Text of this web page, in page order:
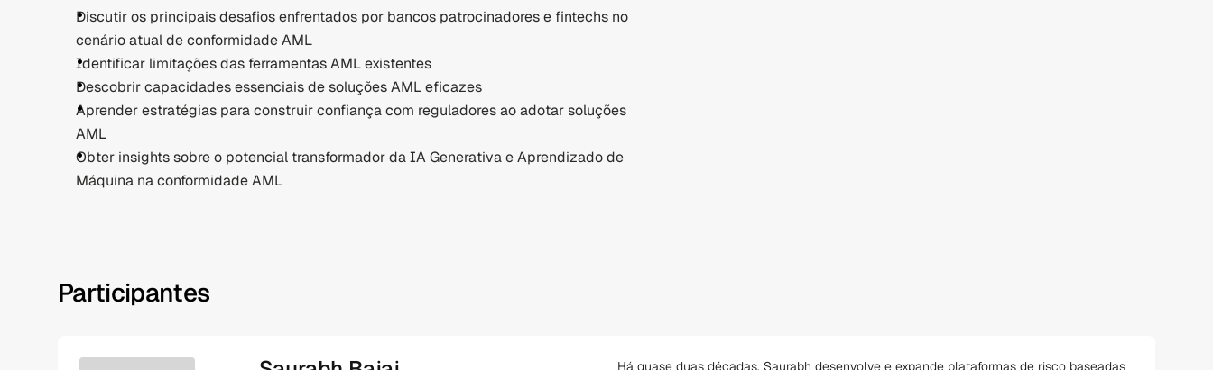
Discutir os principais desafios enfrentados por bancos patrocinadores e fintechs no
cenário atual de conformidade AML
Identificar limitações das ferramentas AML existentes
Descobrir capacidades essenciais de soluções AML eficazes
Aprender estratégias para construir confiança com reguladores ao adotar soluções
AML
Obter insights sobre o potencial transformador da IA Generativa e Aprendizado de
Máquina na conformidade AML
Participantes
Há quase duas décadas, Saurabh desenvolve e expande plataformas de risco baseadas